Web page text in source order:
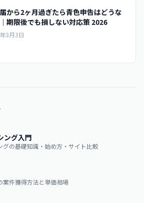
から2ヶ月過ぎたら青色申告はどうな
期限後でも損しない対応策 2026
3月3日
ング入門
グの基礎知識・始め方・サイト比較
案件獲得方法と単価相場